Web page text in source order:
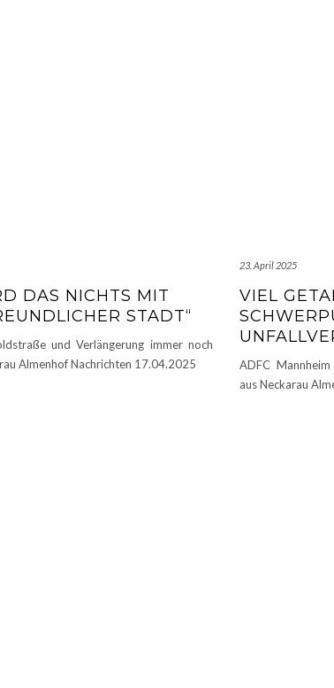
DAS NICHTS MIT
STADT“
und Verlängerung immer noch
Almenhof Nachrichten 17.04.2025
23. April 2025
VIEL
ADFC
aus Neckarau